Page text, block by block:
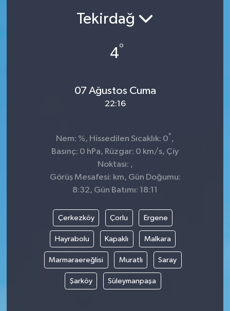
Tekirdağ
4°
07 Ağustos Cuma
22:16
Nem: %, Hissedilen Sıcaklık: 0° ,
Basınç: 0 hPa, Rüzgar: 0 km/s, Çiy
Noktası: ,
Görüş Mesafesi: km, Gün Doğumu:
8:32, Gün Batımı: 18:11
Çerkezköy Çorlu Ergene
Hayrabolu Kapaklı Malkara
Marmaraereğlisi Muratlı Saray
Şarköy Süleymanpaşa